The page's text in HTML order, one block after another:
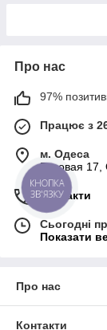
Про нас
97%
Працює з
м. Одеса
Базовая 17,
Контакти
Сьогодні
Показати
Про нас
Контакти
КНОПКА
ЗВ'ЯЗКУ